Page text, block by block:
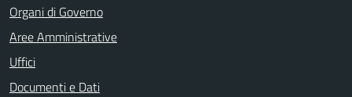
Organi di Governo
Aree Amministrative
Uffici
Documenti e Dati